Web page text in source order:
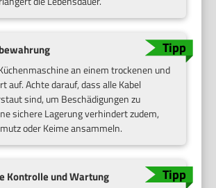
an einem trockenen und
auf. Achte darauf, dass alle Kabel
sind, um Beschädigungen zu
sichere Lagerung verhindert zudem,
oder Keime ansammeln.
Kontrolle und Wartung